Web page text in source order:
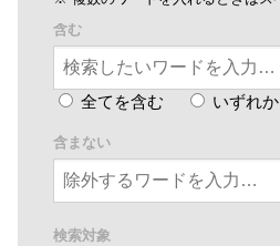
含む
全てを含む いずれ
含まない
検索対象